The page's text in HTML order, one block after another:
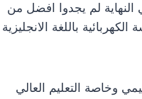
لم يجدوا افضل من
باللغة الانجليزية
وخاصة التعليم العالي